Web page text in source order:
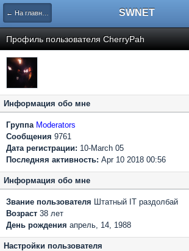
← На главную страницу SWNET
Профиль пользователя CherryPah
Информация обо мне
Группа Moderators
Сообщения 9761
Дата регистрации: 10-March 05
Последняя активность: Apr 10 2018 00:56
Информация обо мне
Звание пользователя Штатный IT раздолбай
Возраст 38 лет
День рождения апрель, 14, 1988
Настройки пользователя